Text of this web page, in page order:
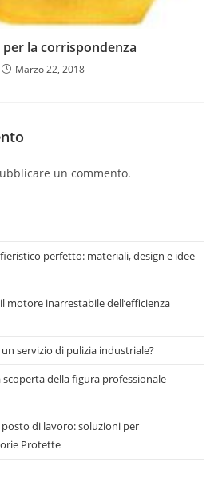
la corrispondenza
Marzo 22, 2018
un commento.
perfetto: materiali, design e idee
motore inarrestabile dell’efficienza
servizio di pulizia industriale?
scoperta della figura professionale
di lavoro: soluzioni per
Protette